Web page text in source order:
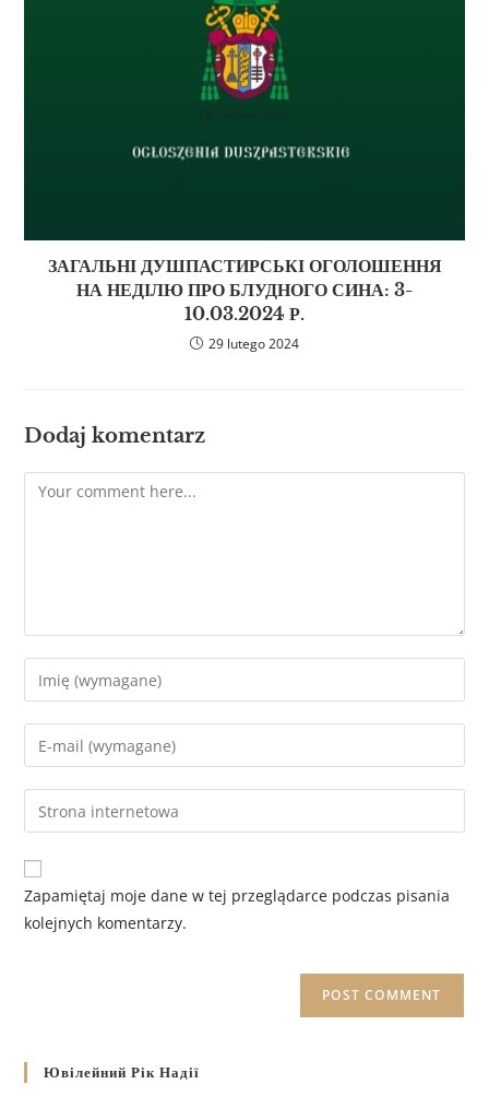
ЗАГАЛЬНІ ДУШПАСТИРСЬКІ ОГОЛОШЕННЯ
НА НЕДІЛЮ ПРО БЛУДНОГО СИНА: 3-
10.03.2024 Р.
29 lutego 2024
Dodaj komentarz
Zapamiętaj moje dane w tej przeglądarce podczas pisania
kolejnych komentarzy.
Ювілейний Рік Надії